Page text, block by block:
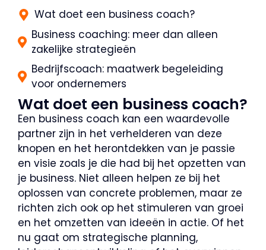
Wat doet een business coach?
Business coaching: meer dan alleen
zakelijke strategieën
Bedrijfscoach: maatwerk begeleiding
voor ondernemers
Wat doet een business coach?
Een business coach kan een waardevolle
partner zijn in het verhelderen van deze
knopen en het herontdekken van je passie
en visie zoals je die had bij het opzetten van
je business. Niet alleen helpen ze bij het
oplossen van concrete problemen, maar ze
richten zich ook op het stimuleren van groei
en het omzetten van ideeën in actie. Of het
nu gaat om strategische planning,